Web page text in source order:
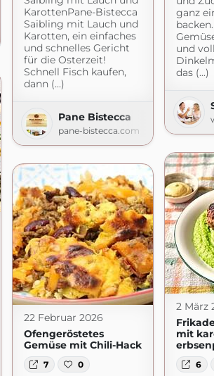
KarottenPane-Bistecca
Saibling mit Lauch und
Karotten, ein einfaches
und schnelles Gericht
für die Osterzeit!
Schnell Fisch kaufen,
dann (...)
Pane Bistecca
pane-bistecca.com
ganz
und
das (...)
2 März
mit
6
22 Februar 2026
Ofengeröstetes
Gemüse mit Chili-Hack
7 0